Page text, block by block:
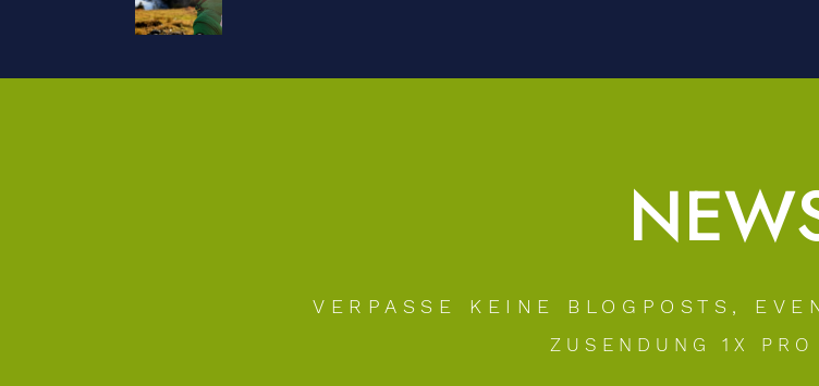
navigation
VERPASSE KEINE BLOGPOSTS,
ZUSENDUNG 1X PRO